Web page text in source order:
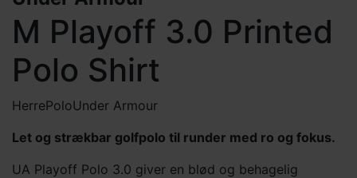
M Playoff 3.0 Printed
Polo Shirt
HerrePoloUnder Armour
Let og strækbar golfpolo til runder med ro og fokus.
UA Playoff Polo 3.0 giver en blød og behagelig